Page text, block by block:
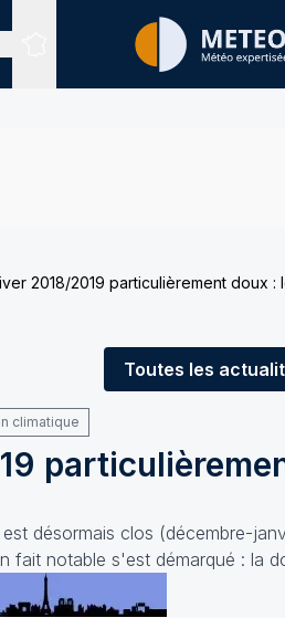
Sites expertisés
2018/2019 particulièrement doux :
Toutes les
climatique
désormais clos (décembre-
fait notable s'est démarqué : la